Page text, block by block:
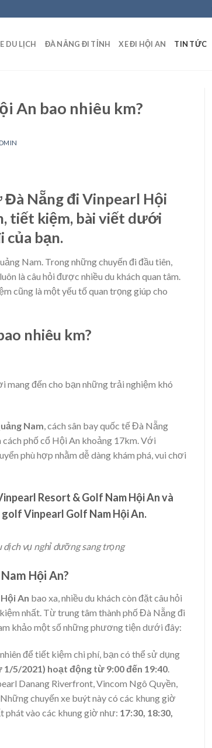
DU LỊCH ĐÀ NẴNG ĐI TỈNH XE ĐI HỘI AN TIN TỨC
An bao nhiêu km?
Nẵng đi Vinpearl Hội
tiết kiệm, bài viết dưới
của bạn.
Nam. Trong những chuyến đi đầu tiên,
luôn là câu hỏi được nhiều du khách quan tâm.
cũng là một yếu tố quan trọng giúp cho
nhiêu km?
mang đến cho bạn những trải nghiệm khó
Nam , cách sân bay quốc tế Đà Nẵng
phố cổ Hội An khoảng 17km. Với
phù hợp nhằm dễ dàng khám phá, vui chơi
Resort & Golf Nam Hội Anvà
golfVinpearl Golf Nam Hội An.
vụ nghỉ dưỡng sang trọng
Hội An?
An bao xa, nhiều du khách còn đặt câu hỏi
nhất. Từ trung tâm thành phố Đà Nẵng đi
khảo một số những phương tiện dưới đây:
để tiết kiệm chi phí, bạn có thể sử dụng
5/2021) hoạt động từ 9:00 đến 19:40.
Danang Riverfront, Vincom Ngô Quyền,
chuyến xe buýt này có các khung giờ
vào các khung giờ như: 17:30, 18:30,